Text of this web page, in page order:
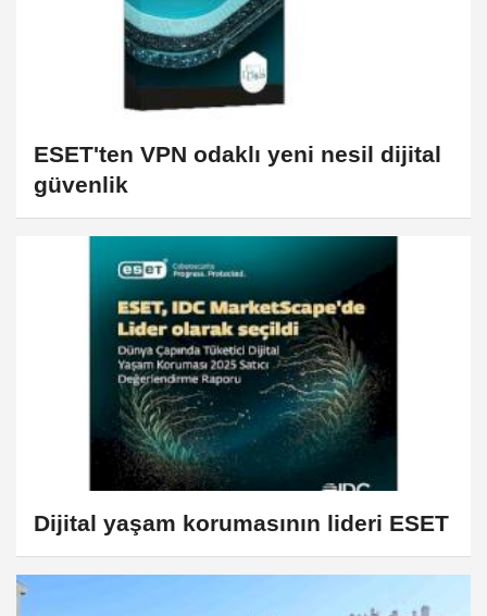
ESET'ten VPN odaklı yeni nesil dijital
güvenlik
Dijital yaşam korumasının lideri ESET